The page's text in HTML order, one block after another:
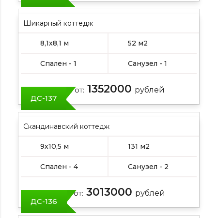
Шикарный коттедж
8,1х8,1 м 52 м2
Спален - 1 Санузел - 1
Цена от: 1352000 рублей
ДС-137
Скандинавский коттедж
9х10,5 м 131 м2
Спален - 4 Санузел - 2
Цена от: 3013000 рублей
ДС-136